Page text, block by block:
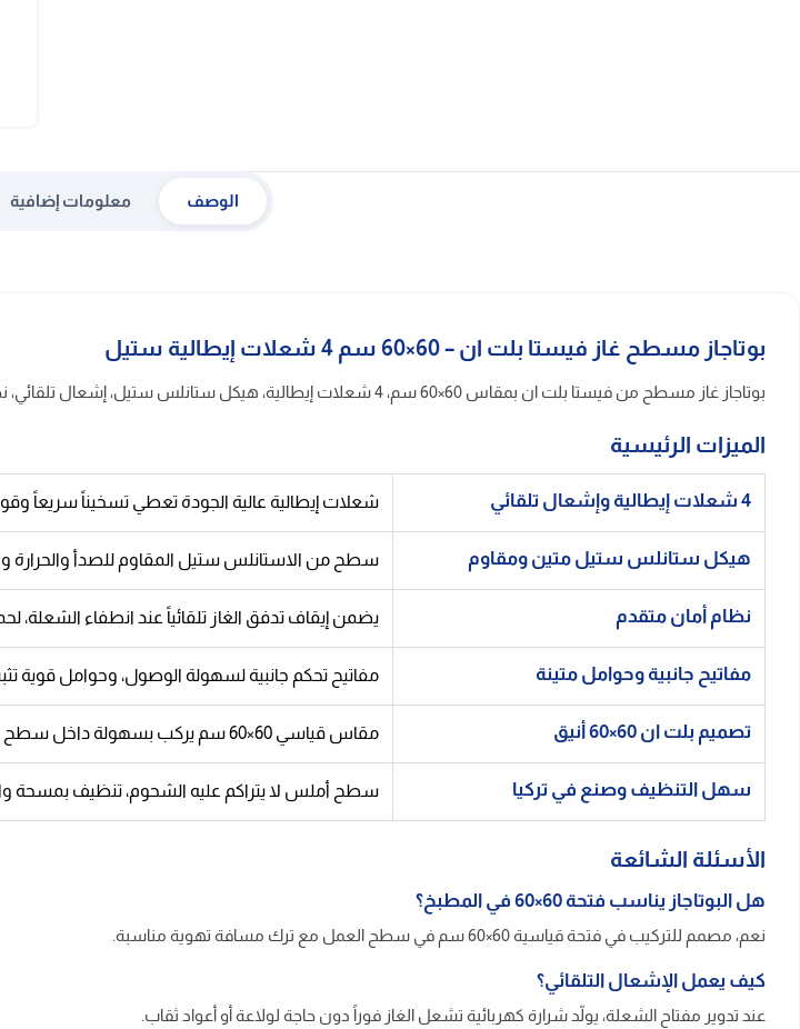
الوصف معلومات إضافية
بوتاجاز مسطح غاز فيستا بلت ان – 60×60 سم 4 شعلات إيطالية ستيل
بوتاجاز غاز مسطح من فيستا بلت ان بمقاس 60×60 سم، 4 شعلات إيطالية، هيكل ستانلس ستيل، إشعال تلقائي، نظام أمان متقدم، مفاتيح جانبية، وتصميم أنيق يدمج بسلاسة في سطح المطبخ.
الميزات الرئيسية
4 شعلات إيطالية وإشعال تلقائي شعلات إيطالية عالية الجودة تعطي تسخيناً سريعاً
هيكل ستانلس ستيل متين ومقاوم سطح من الاستانلس ستيل المقاوم للصدأ والحرارة
نظام أمان متقدم يضمن إيقاف تدفق الغاز تلقائياً عند انطفاء الشعلة،
مفاتيح جانبية وحوامل متينة مفاتيح تحكم جانبية لسهولة الوصول، وحوامل قوية
تصميم بلت ان 60×60 أنيق مقاس قياسي 60×60 سم يركب بسهولة داخل سطح العمل، يعطي مظهراً مرتباً وعصرياً ويوفر مساحة المطبخ.
سهل التنظيف وصنع في تركيا سطح أملس لا يتراكم عليه الشحوم، تنظيف بمسحة
الأسئلة الشائعة
هل البوتاجاز يناسب فتحة 60×60 في المطبخ؟
نعم، مصمم للتركيب في فتحة قياسية 60×60 سم في سطح العمل مع ترك مسافة تهوية مناسبة.
كيف يعمل الإشعال التلقائي؟
عند تدوير مفتاح الشعلة، يولّد شرارة كهربائية تشعل الغاز فوراً دون حاجة لولاعة أو أعواد ثقاب.